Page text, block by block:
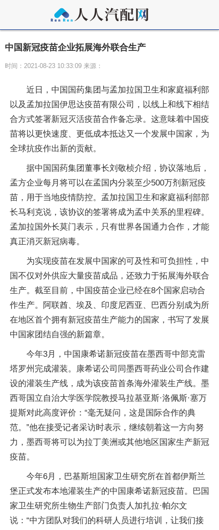
中国新冠疫苗企业拓展海外联合生产
时间：2021-08-23 10:33:09 来源：
近日，中国国药集团与孟加拉国卫生和家庭福利部
以及孟加拉国伊思达疫苗有限公司，以线上和线下相结
合方式签署新冠灭活疫苗合作备忘录。这意味着中国疫
苗将以更快速度、更低成本抵达又一个发展中国家，为
全球抗疫作出新的贡献。
据中国国药集团董事长刘敬桢介绍，协议落地后，
孟方企业每月将可以在孟国内分装至少500万剂新冠疫
苗，用于当地疫情防控。孟加拉国卫生和家庭福利部部
长马利克说，该协议的签署将成为孟中关系的里程碑。
孟加拉国外长莫门表示，只有世界各国通力合作，才能
真正消灭新冠病毒。
为实现疫苗在发展中国家的可及性和可负担性，中
国不仅对外供应大量疫苗成品，还致力于拓展海外联合
生产。截至目前，中国疫苗企业已经在8个国家启动合
作生产。阿联酋、埃及、印度尼西亚、巴西分别成为所
在地区首个拥有新冠疫苗生产能力的国家，书写了发展
中国家团结自强的新篇章。
今年3月，中国康希诺新冠疫苗在墨西哥中部克雷
塔罗州完成灌装。康希诺公司同墨西哥药业公司合作建
设的灌装生产线，成为该疫苗首条海外灌装生产线。墨
西哥国立自治大学医学院教授马拉基亚斯·洛佩斯·塞万
提斯对此高度评价：“毫无疑问，这是国际合作的典
范。”他在接受记者采访时表示，继续朝着这一方向努
力，墨西哥将可以为拉丁美洲或其他地区国家生产新冠
疫苗。
今年6月，巴基斯坦国家卫生研究所在首都伊斯兰
堡正式发布本地灌装生产的中国康希诺新冠疫苗。巴国
家卫生研究所生物生产部门负责人加扎拉·帕尔文
说：“中方团队对我们的科研人员进行培训，让我们接